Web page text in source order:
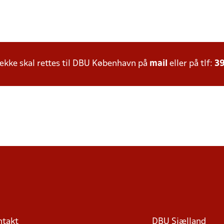
skal rettes til DBU København på mail eller på tlf:
DBU Sjælland